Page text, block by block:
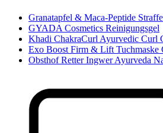
Granatapfel & Maca-Peptide
GYADA Cosmetics Reinigungsgel
Khadi ChakraCurl Ayurvedic Curl
Exo Boost Firm & Lift Tuchmaske
Obsthof Retter Ingwer Ayurveda